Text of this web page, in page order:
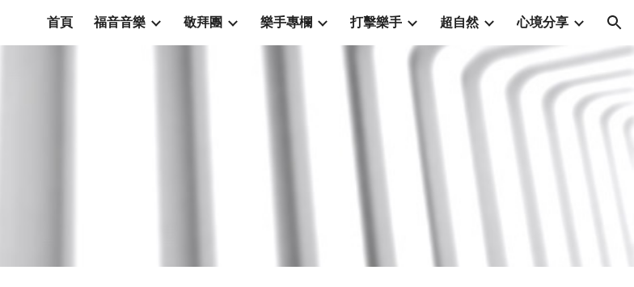
Skip to navigation
首頁 福音音樂 敬拜團 樂手專欄 打擊樂手 超自然 心境分享